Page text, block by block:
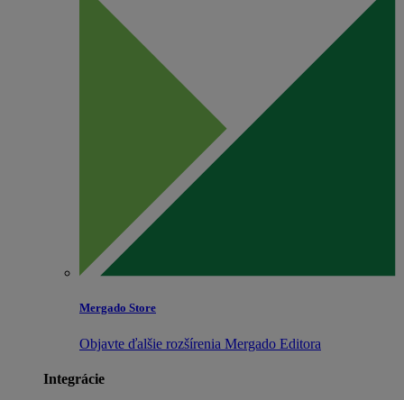
Mergado Store
Objavte ďalšie rozšírenia Mergado Editora
Integrácie